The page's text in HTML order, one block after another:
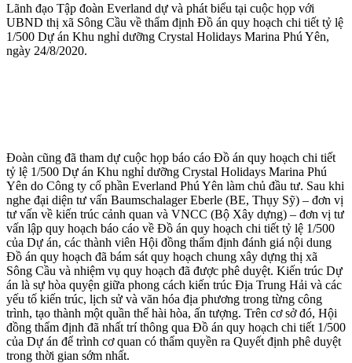
Lãnh đạo Tập đoàn Everland dự và phát biểu tại cuộc họp với
UBND thị xã Sông Cầu về thẩm định Đồ án quy hoạch chi tiết tỷ lệ
1/500 Dự án Khu nghỉ dưỡng Crystal Holidays Marina Phú Yên,
ngày 24/8/2020.
Đoàn cũng đã tham dự cuộc họp báo cáo Đồ án quy hoạch chi tiết
tỷ lệ 1/500 Dự án Khu nghỉ dưỡng Crystal Holidays Marina Phú
Yên do Công ty cổ phần Everland Phú Yên làm chủ đầu tư. Sau khi
nghe đại diện tư vấn Baumschalager Eberle (BE, Thụy Sỹ) – đơn vị
tư vấn về kiến trúc cảnh quan và VNCC (Bộ Xây dựng) – đơn vị tư
vấn lập quy hoạch báo cáo về Đồ án quy hoạch chi tiết tỷ lệ 1/500
của Dự án, các thành viên Hội đồng thẩm định đánh giá nội dung
Đồ án quy hoạch đã bám sát quy hoạch chung xây dựng thị xã
Sông Cầu và nhiệm vụ quy hoạch đã được phê duyệt. Kiến trúc Dự
án là sự hòa quyện giữa phong cách kiến trúc Địa Trung Hải và các
yếu tố kiến trúc, lịch sử và văn hóa địa phương trong từng công
trình, tạo thành một quần thể hài hòa, ấn tượng. Trên cơ sở đó, Hội
đồng thẩm định đã nhất trí thông qua Đồ án quy hoạch chi tiết 1/500
của Dự án để trình cơ quan có thẩm quyền ra Quyết định phê duyệt
trong thời gian sớm nhất.